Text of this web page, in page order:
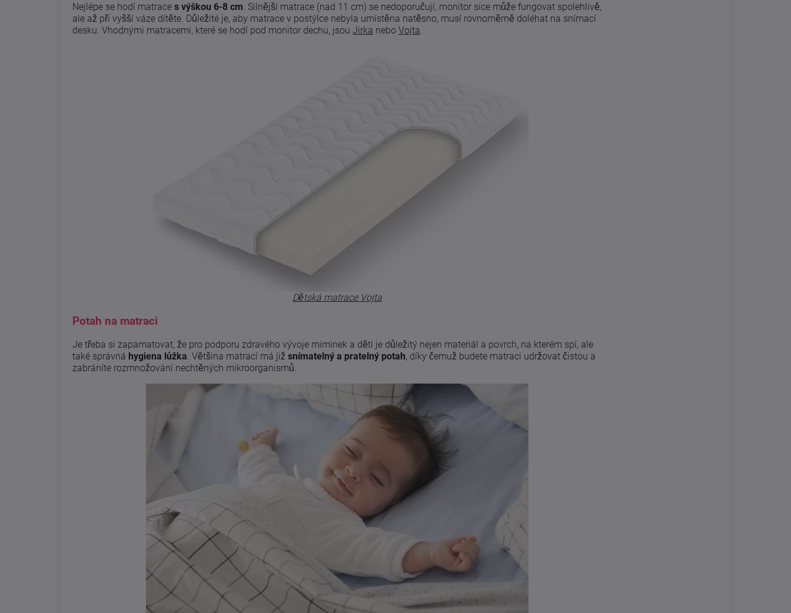
Nejlépe se hodí matrace s výškou 6-8 cm. Silnější matrace (nad 11 cm) se nedoporučují, monitor sice může fungovat spolehlivě,
ale až při vyšší váze dítěte. Důležité je, aby matrace v postýlce nebyla umístěna natěsno, musí rovnoměrně doléhat na snímací
desku. Vhodnými matracemi, které se hodí pod monitor dechu, jsou Jirka nebo Vojta.
Dětská matrace Vojta
Potah na matraci
Je třeba si zapamatovat, že pro podporu zdravého vývoje miminek a dětí je důležitý nejen materiál a povrch, na kterém spí, ale
také správná hygiena lůžka. Většina matrací má již snímatelný a pratelný potah, díky čemuž budete matraci udržovat čistou a
zabráníte rozmnožování nechtěných mikroorganismů.